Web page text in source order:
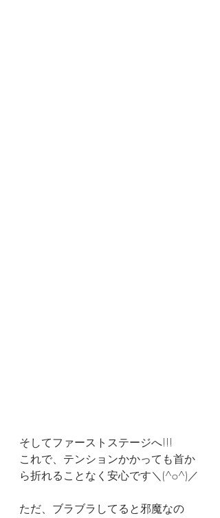
そしてファーストステージへ!!!
これで、テンションかかっても首か
ら折れることなく安心です＼(^o^)／
ただ、ブラブラしてると邪魔なの